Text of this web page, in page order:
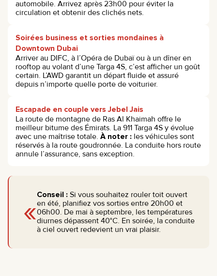
automobile. Arrivez après 23h00 pour éviter la
circulation et obtenir des clichés nets.
Soirées business et sorties mondaines à
Downtown Dubai
Arriver au DIFC, à l’Opéra de Dubaï ou à un dîner en
rooftop au volant d’une Targa 4S, c’est afficher un goût
certain. L’AWD garantit un départ fluide et assuré
depuis n’importe quelle porte de voiturier.
Escapade en couple vers Jebel Jais
La route de montagne de Ras Al Khaimah offre le
meilleur bitume des Émirats. La 911 Targa 4S y évolue
avec une maîtrise totale. À noter : les véhicules sont
réservés à la route goudronnée. La conduite hors route
annule l’assurance, sans exception.
«Conseil : Si vous souhaitez rouler toit ouvert
en été, planifiez vos sorties entre 20h00 et
06h00. De mai à septembre, les températures
diurnes dépassent 40°C. En soirée, la conduite
à ciel ouvert redevient un vrai plaisir.